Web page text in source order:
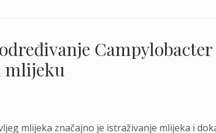
mlijeku
mlijeka značajno je istraživanje mlijeka i